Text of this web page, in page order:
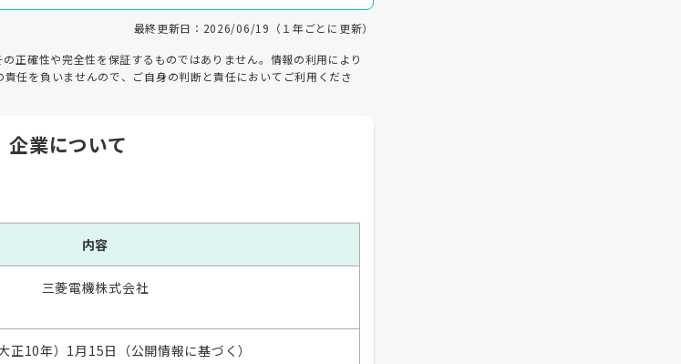
最終更新日：2026/06/19（１年ごとに更新）
正確性や完全性を保証するものではありません。情報の利用により
任を負いませんので、ご自身の判断と責任においてご利用くださ
企業について
内容
三菱電機株式会社
正10年）1月15日（公開情報に基づく）